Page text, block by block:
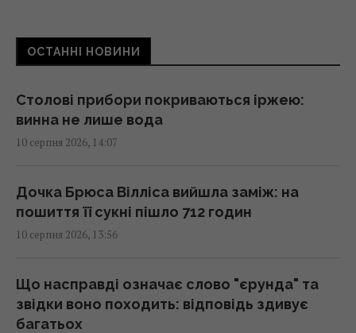
насправді прискорити зарядку смартфона
13:55 понеділок, 10 серпня 2026
китайськими автогігантами: японці змінили
стратегію
13:50 понеділок, 10 серпня 2026
Книгу повернули до бібліотеки через 150
років: сума штрафу виявилася
астрономічною
ОСТАННІ НОВИНИ
Столові прибори покриваються іржею:
винна не лише вода
10 серпня 2026, 14:07
Дочка Брюса Вілліса вийшла заміж: на
пошиття її сукні пішло 712 годин
10 серпня 2026, 13:56
Що насправді означає слово "єрунда" та
звідки воно походить: відповідь здивує
багатьох